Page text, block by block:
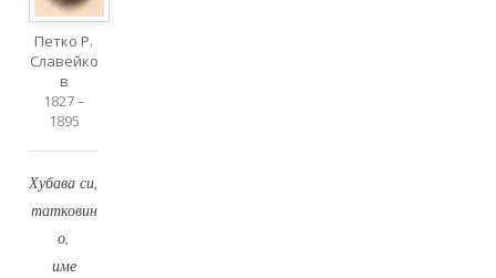
Петко Р.
Славейко
в
1827 –
1895
Хубава си,
татковин
о,
име